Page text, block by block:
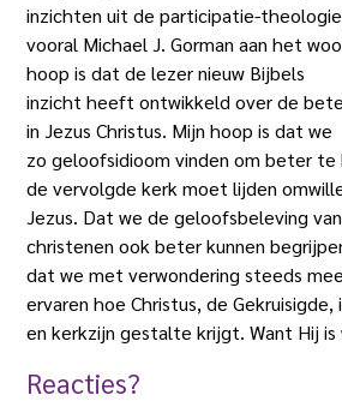
inzichten uit de participatie-
vooral Michael J. Gorman aan het
hoop is dat de lezer nieuw Bijbels
inzicht heeft ontwikkeld over de
in Jezus Christus. Mijn hoop is dat we
zo geloofsidioom vinden om beter te
de vervolgde kerk moet lijden
Jezus. Dat we de geloofsbeleving
christenen ook beter kunnen
dat we met verwondering steeds
ervaren hoe Christus, de Gekruisigde,
en kerkzijn gestalte krijgt. Want Hij is
Reacties?